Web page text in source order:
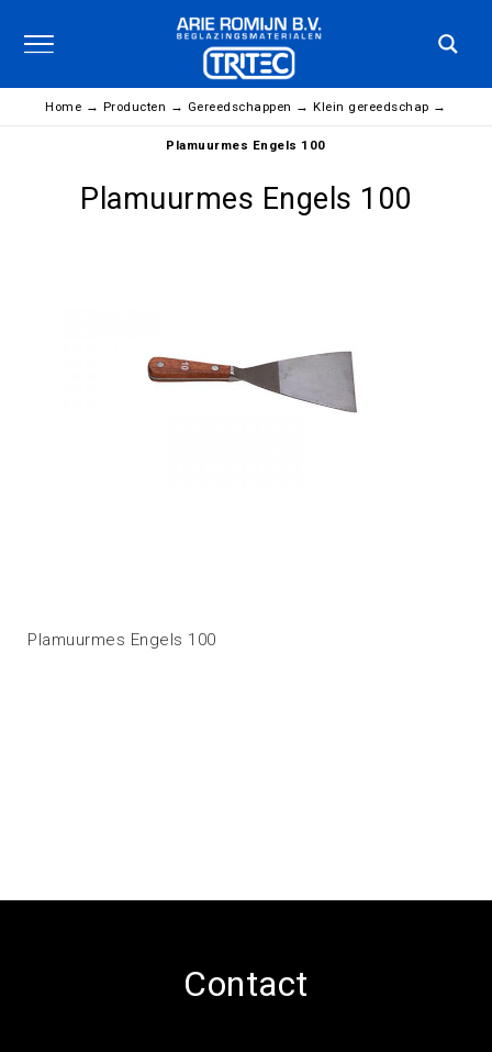
Home → Producten → Gereedschappen →Klein gereedschap →
Plamuurmes Engels 100
Plamuurmes Engels 100
Plamuurmes Engels 100
Contact